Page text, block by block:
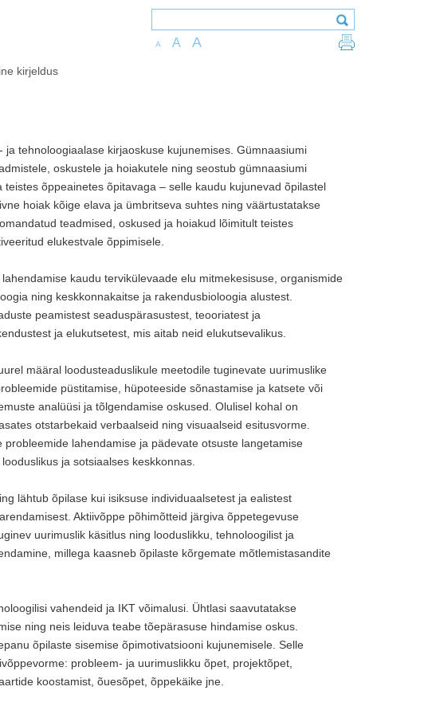
A A A
kirjeldus
tehnoloogiaalase kirjaoskuse kujunemises. Gümnaasiumi
oskustele ja hoiakutele ning seostub gümnaasiumi
õppeainetes õpitavaga – selle kaudu kujunevad õpilastel
hoiak kõige elava ja ümbritseva suhtes ning väärtustatakse
teadmised, oskused ja hoiakud lõimitult teistes
elukestvale õppimisele.
kaudu tervikülevaade elu mitmekesisuse, organismide
ning keskkonnakaitse ja rakendusbioloogia alustest.
peamistest seaduspärasustest, teooriatest ja
ja elukutsetest, mis aitab neid elukutsevalikus.
määral loodusteaduslikule meetodile tuginevate uurimuslike
püstitamise, hüpoteeside sõnastamise ja katsete või
analüüsi ja tõlgendamise oskused. Olulisel kohal on
otstarbekaid verbaalseid ning visuaalseid esitusvorme.
lahendamise ja pädevate otsuste langetamise
ja sotsiaalses keskkonnas.
lähtub õpilase kui isiksuse individuaalsetest ja ealistest
Aktiivõppe põhimõtteid järgiva õppetegevuse
uurimuslik käsitlus ning looduslikku, tehnoloogilist ja
millega kaasneb õpilaste kõrgemate mõtlemistasandite
vahendeid ja IKT võimalusi. Ühtlasi saavutatakse
ning neis leiduva teabe tõepärasuse hindamise oskus.
õpilaste sisemise õpimotivatsiooni kujunemisele. Selle
probleem- ja uurimuslikku õpet, projektõpet,
koostamist, õuesõpet, õppekäike jne.